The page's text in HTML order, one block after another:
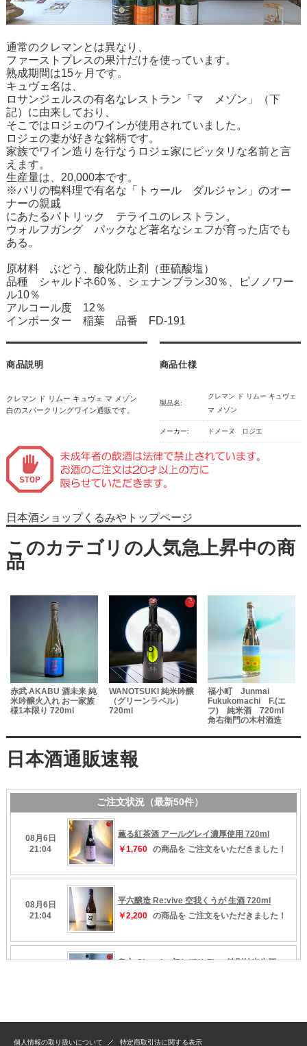
通常のクレマンとは異なり、
ファーストプレスの果汁だけを使っています。
熟成期間は15ヶ月です。
キュヴェ名は、
ロサンジェルスの有名なレストラン「マ メゾン」（下
記）に由来しており、
そこではロジェのワインが使用されていました。
ロジェの妻が好きな銘柄です。
家族でワイン造りを行なうロジェ家にピッタリな名前と言
えます。
生産量は、20,000本です。
※パリの鴨料理で有名な「トゥール ダルジャン」のオー
ナーの親戚
にあたるパトリック テライユのレストラン。
ウォルフガング パックなど著名なシェフが育った店でも
ある。
原材料 ぶどう、酸化防止剤（亜硫酸塩）
品種 シャルドネ60％、シェナンブラン30％、ピノノワー
ル10％
アルコール度 12％
インポーター 稲葉 品番 FD-191
商品説明
クレマン ド リムー キュヴェ マ メゾン
白のスパークリングワイン通販です。
商品仕様
製品名:
クレマン ド リムー キュヴェ
マ メゾン
メーカー: ドメーヌ ロジエ
日本酒ショップくるみやトップページ
赤武 AKABU 酒未来 純
米吟醸火入れ お一家族
様1本限り 720ml
WANOTSUKI 純米吟醸
（グリーンラベル）
720ml
福小町 Junmai
Fukukomachi F.(エ
フ) 純米酒 720ml
角右衛門の木村酒造
個人情報の取り扱いについて 特定商取引法に関する表示